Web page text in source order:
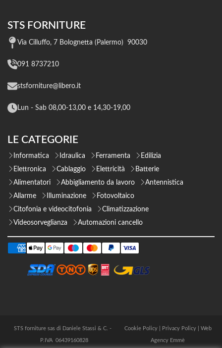
STS FORNITURE
Via Cilluffo, 7 Bolognetta (Palermo) 90030
091 8737210
stsforniture@libero.it
Lun - Sab 08,00-13,00 e 14,30-19,00
LE CATEGORIE
Informatica Idraulica Ferramenta
Edilizia
Elettronica
Cablaggio Elettricità
Batterie
Alimentatori
Abbigliamento da lavoro
Antennistica
Allarme
Illuminazione
Fotovoltaico
Citofonia e videocitofonia
Climatizzazione
Videosorveglianza
Automazioni cancello
STS forniture sas di Daniele Stassi & C. -
P.IVA 06439160828
Cookie Policy| Privacy Policy| Web
Agency Emmè